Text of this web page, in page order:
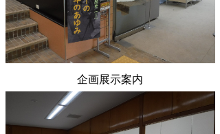
企画展示案内